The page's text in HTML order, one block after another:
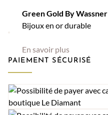
Green Gold By Wassner
Bijoux en or durable
En savoir plus
PAIEMENT SÉCURISÉ